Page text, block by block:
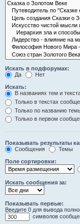
Искать в подфорумах:
Да
Нет
Искать:
В названиях тем и
Только в текстах
Только по названию
Только в первом
Показывать результаты
Сообщения
Темы
Поле сортировки:
Искать сообщения за:
Показывать первые:
Введите 0 для вывода
символов